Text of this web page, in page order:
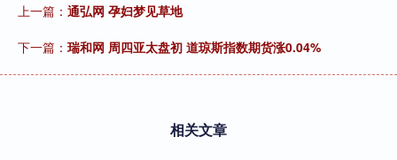
上一篇： 通弘网 孕妇梦见草地
下一篇： 瑞和网 周四亚太盘初 道琼斯指数期货涨0.04%
相关文章